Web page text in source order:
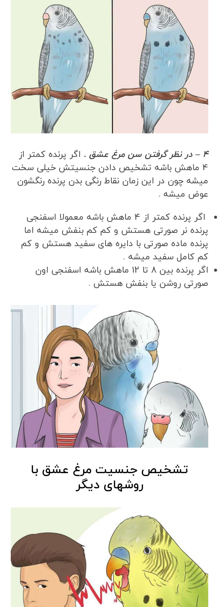
4 – در نظر گرفتن سن مرغ عشق .
اگر پرنده کمتر از
4 ماهش باشه تشخیص دادن جنسیتش خیلی سخت
میشه چون در این زمان نقاط رنگی بدن پرنده رنگشون
عوض میشه .
اگر پرنده کمتر از 4 ماهش باشه معمولا اسفنجی
پرنده نر صورتی هستش و کم کم بنفش میشه اما
پرنده ماده صورتی با دایره های سفید هستش و کم
کم کامل سفید میشه .
اگر پرنده بین 8 تا 12 ماهش باشه اسفنجی اون
صورتی روشن یا بنفش هستش .
تشخیص جنسیت مرغ عشق با
روشهای دیگر